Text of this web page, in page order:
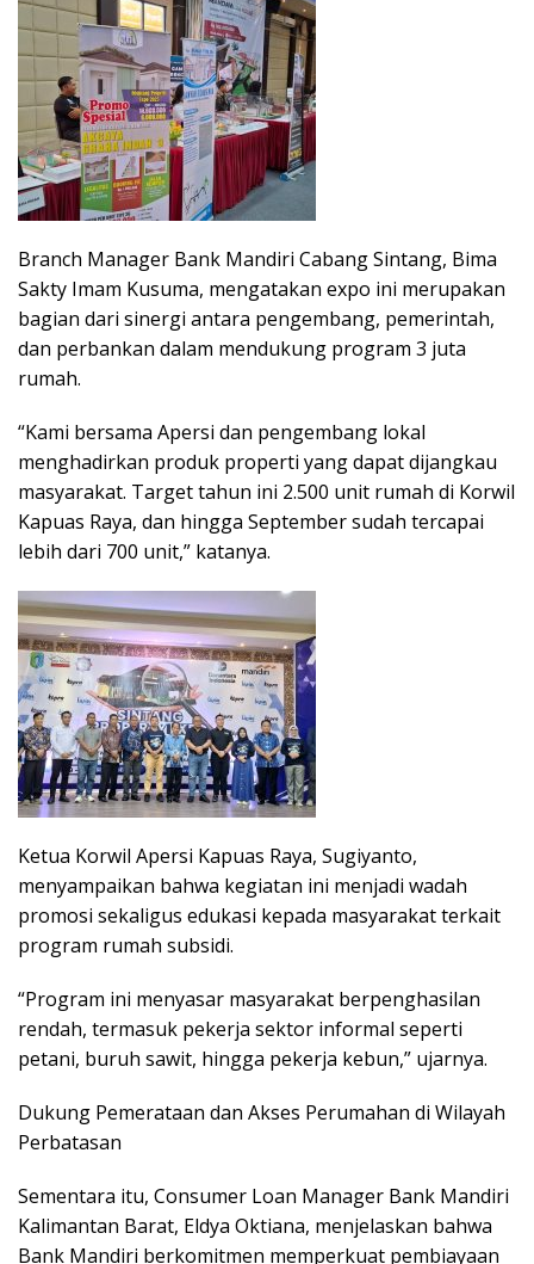
Branch Manager Bank Mandiri Cabang Sintang, Bima
Sakty Imam Kusuma, mengatakan expo ini merupakan
bagian dari sinergi antara pengembang, pemerintah,
dan perbankan dalam mendukung program 3 juta
rumah.
“Kami bersama Apersi dan pengembang lokal
menghadirkan produk properti yang dapat dijangkau
masyarakat. Target tahun ini 2.500 unit rumah di Korwil
Kapuas Raya, dan hingga September sudah tercapai
lebih dari 700 unit,” katanya.
Ketua Korwil Apersi Kapuas Raya, Sugiyanto,
menyampaikan bahwa kegiatan ini menjadi wadah
promosi sekaligus edukasi kepada masyarakat terkait
program rumah subsidi.
“Program ini menyasar masyarakat berpenghasilan
rendah, termasuk pekerja sektor informal seperti
petani, buruh sawit, hingga pekerja kebun,” ujarnya.
Dukung Pemerataan dan Akses Perumahan di Wilayah
Perbatasan
Sementara itu, Consumer Loan Manager Bank Mandiri
Kalimantan Barat, Eldya Oktiana, menjelaskan bahwa
Bank Mandiri berkomitmen memperkuat pembiayaan